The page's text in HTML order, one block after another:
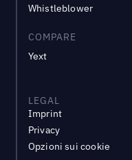
Whistleblower
COMPARE
Yext
LEGAL
Imprint
Privacy
Opzioni sui cookie